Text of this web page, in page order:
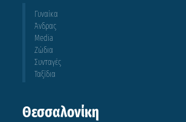
Γυναίκα
Άνδρας
Media
Ζώδια
Συνταγές
Ταξίδια
Θεσσαλονίκη